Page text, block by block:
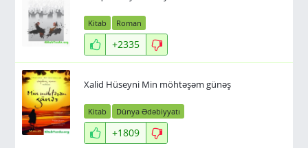
Kitab Roman
+2335
Xalid Hüseyni Min möhtəşəm günəş
Kitab Dünya Ədəbiyyatı
+1809